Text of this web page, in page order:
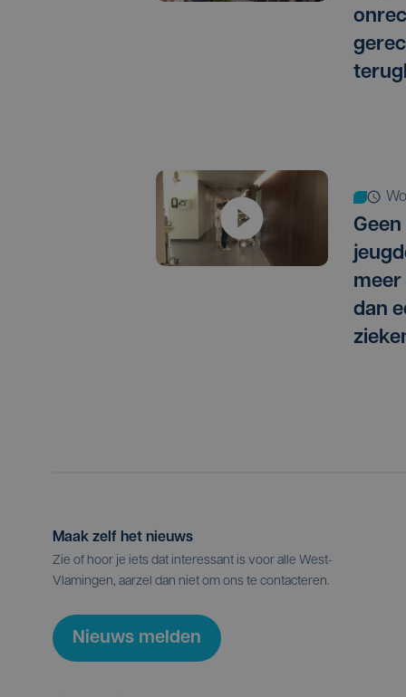
meer
dan
Maak zelf het nieuws
Zie of hoor je iets dat interessant is voor alle West-
Vlamingen, aarzel dan niet om ons te contacteren.
Nieuws melden